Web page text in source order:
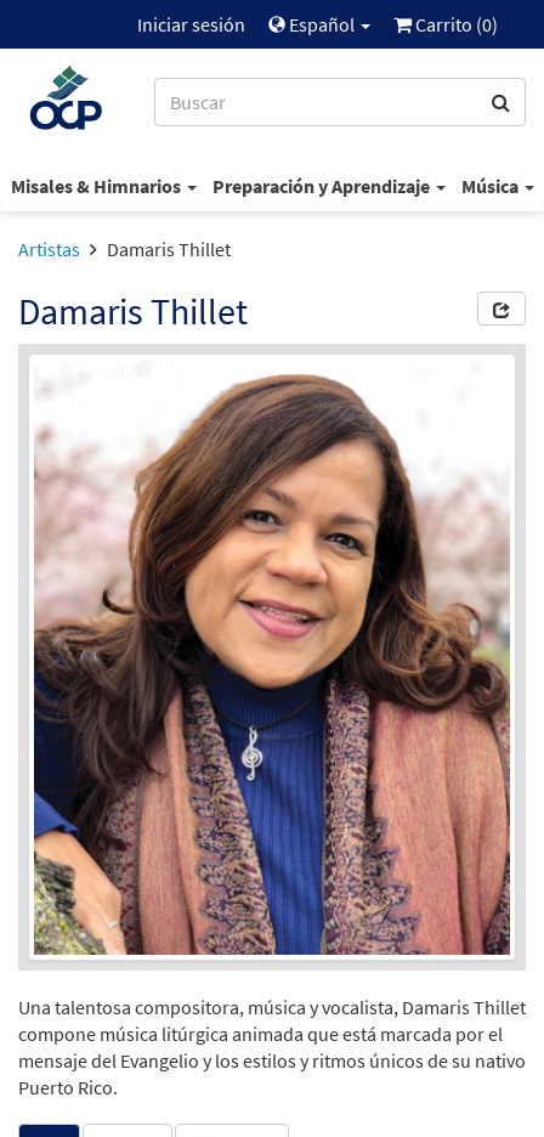
Iniciar sesión Español Carrito (0)
Misales & Himnarios Preparación y Aprendizaje Música
Artistas Damaris Thillet
Damaris Thillet
Una talentosa compositora, música y vocalista, Damaris Thillet
compone música litúrgica animada que está marcada por el
mensaje del Evangelio y los estilos y ritmos únicos de su nativo
Puerto Rico.